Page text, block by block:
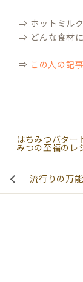
⇒ ホットミル
⇒ どんな食材
⇒ この人の記
はちみつバタ
みつの至福のレ
流行りの万